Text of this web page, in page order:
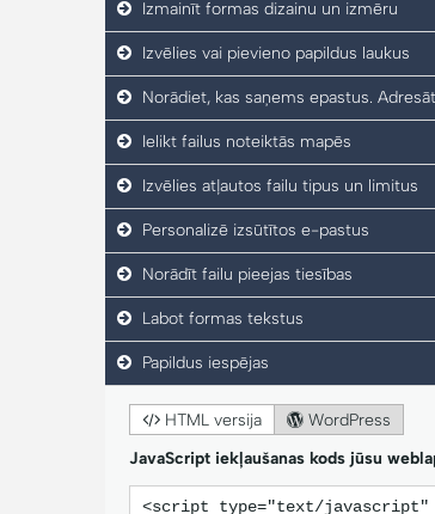
Izmainīt formas dizainu un izmēru
Izvēlies vai pievieno papildus laukus
Norādiet, kas saņems epastus.
Ielikt failus noteiktās mapēs
Izvēlies atļautos failu tipus un limitus
Personalizē izsūtītos e-pastus
Norādīt failu pieejas tiesības
Labot formas tekstus
Papildus iespējas
HTML versija
WordPress
JavaScript iekļaušanas kods jūsu
<script type="text/javascript"